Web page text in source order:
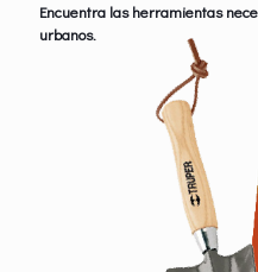
Encuentra las herramientas
urbanos.